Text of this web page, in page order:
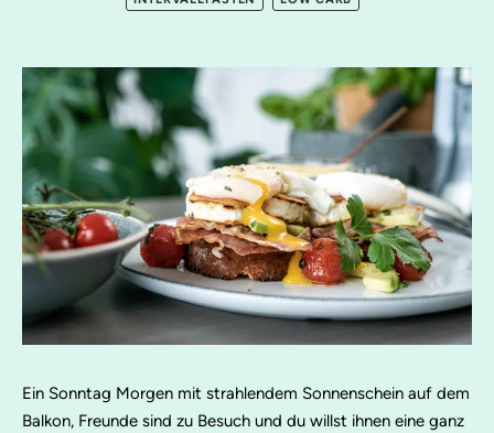
Ein Sonntag Morgen mit strahlendem Sonnenschein auf dem
Balkon, Freunde sind zu Besuch und du willst ihnen eine ganz